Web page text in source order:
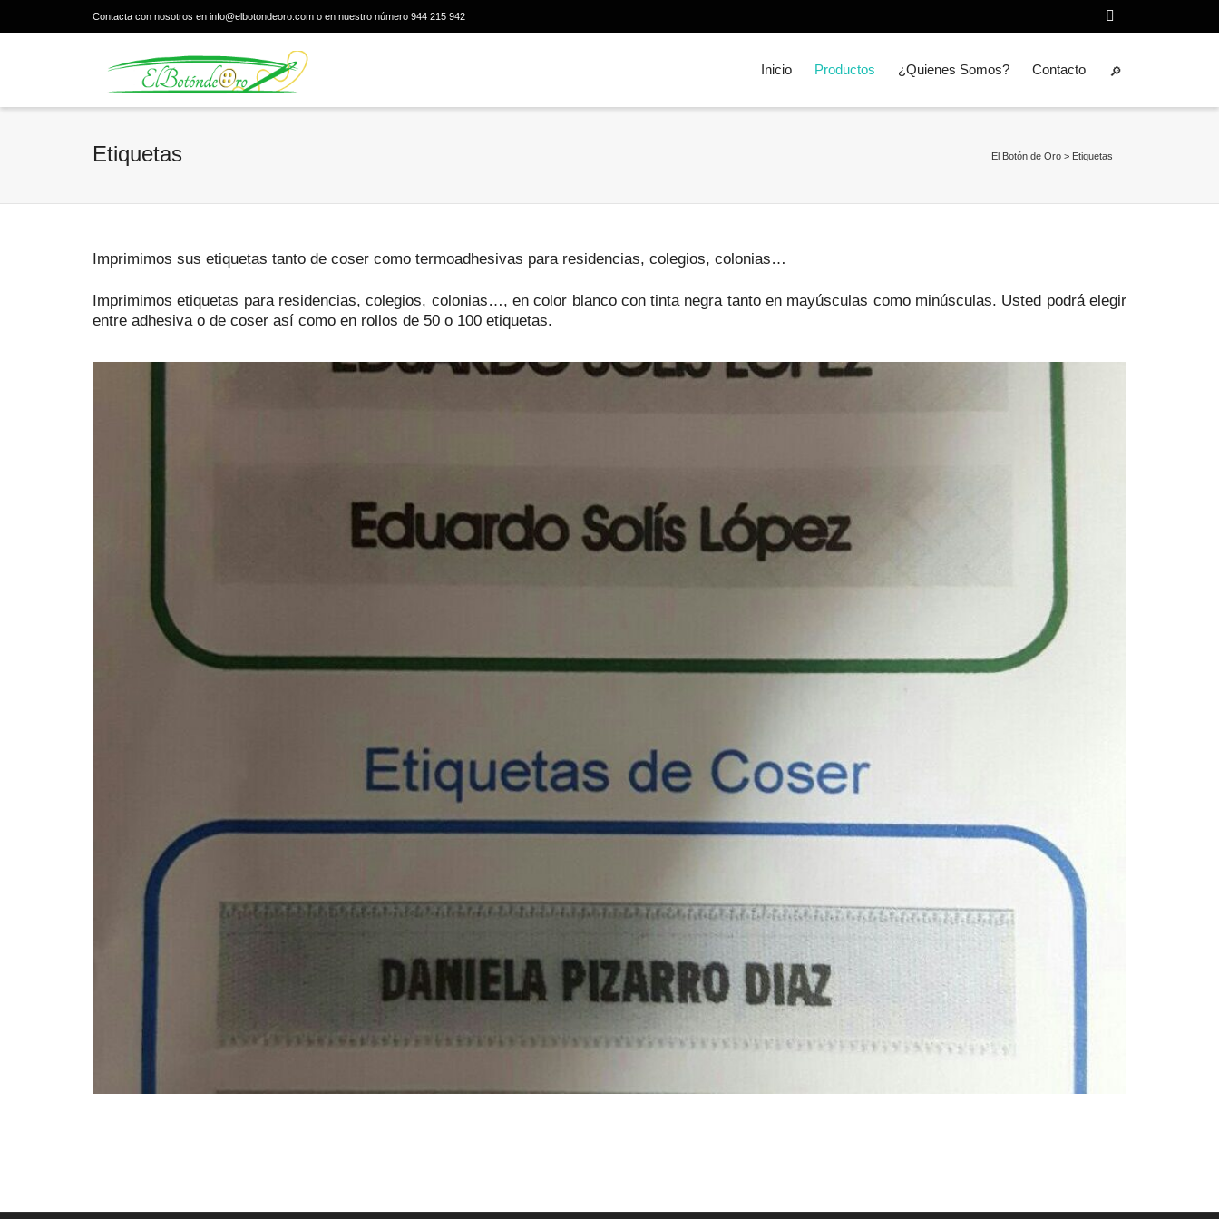
Contacta con nosotros en info@elbotondeoro.com o en nuestro número 944 215 942
Inicio Productos ¿Quienes Somos? Contacto
Etiquetas El Botón de Oro > Etiquetas
Imprimimos sus etiquetas tanto de coser como termoadhesivas para residencias, colegios, colonias…
Imprimimos etiquetas para residencias, colegios, colonias…, en color blanco con tinta negra tanto en mayúsculas como minúsculas. Usted podrá elegir
entre adhesiva o de coser así como en rollos de 50 o 100 etiquetas.